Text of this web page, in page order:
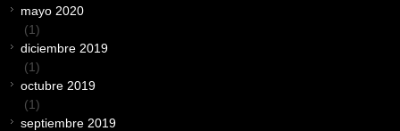
mayo 2020
(1)
diciembre 2019
(1)
octubre 2019
(1)
septiembre 2019